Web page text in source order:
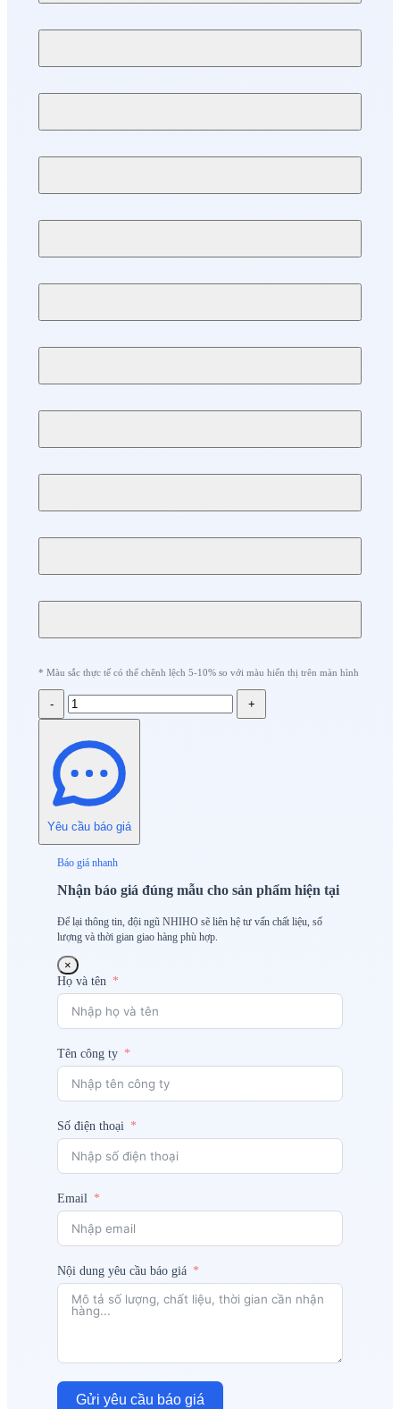
* Màu sắc thực tế có thể chênh lệch 5-10% so với màu hiển thị trên màn hình
- +
Yêu cầu báo giá
Báo giá nhanh
Nhận báo giá đúng mẫu cho sản phẩm hiện tại
Để lại thông tin, đội ngũ NHIHO sẽ liên hệ tư vấn chất liệu, số
lượng và thời gian giao hàng phù hợp.
×
Họ và tên
Tên công ty
Số điện thoại
Email
Nội dung yêu cầu báo giá
Gửi yêu cầu báo giá